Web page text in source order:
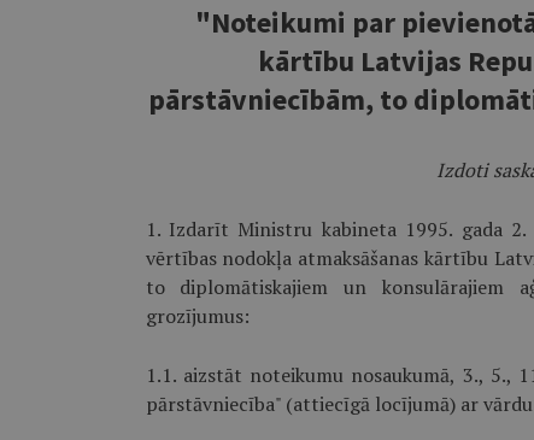
"Noteikumi par
kārtību Latvijas
pārstāvniecībām, to
Izdoti
1. Izdarīt Ministru kabineta 1995. gada
vērtības nodokļa atmaksāšanas kārtību
to diplomātiskajiem un konsulārajiem
grozījumus:
1.1. aizstāt noteikumu nosaukumā, 3., 5.,
pārstāvniecība" (attiecīgā locījumā) ar